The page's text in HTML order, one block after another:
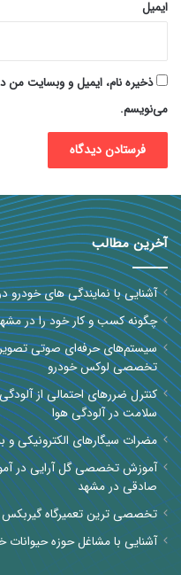
ایمیل
ذخیره نام، ایمیل و وبسایت من
می‌نویسم.
آخرین مطالب
آشنایی با نمایندگی های خودرو
چگونه کسب و کار خود را در
سیستم‌های حرفه‌ای صوتی
تخصصی لوکس خودرو
کنترل ضررهای احتمالی از
سلامت در آلودگی هوا
مضرات سیگارهای الکترونیکی
آموزش تخصصی گل آرایی در
صادقی در مشهد
تخصصی ترین تعمیرگاه
آشنایی با مشاغل حوزه حیوانات